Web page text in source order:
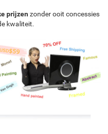
prijzen zonder ooit concessies
kwaliteit.